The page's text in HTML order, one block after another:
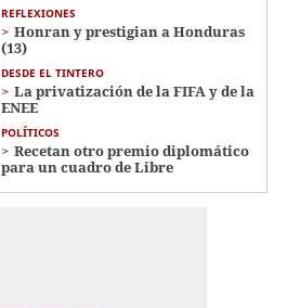
REFLEXIONES
Honran y prestigian a Honduras
(13)
DESDE EL TINTERO
La privatización de la FIFA y de la
ENEE
POLÍTICOS
Recetan otro premio diplomático
para un cuadro de Libre